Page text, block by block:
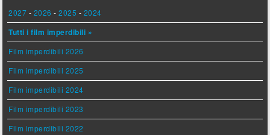
2027 - 2026 -2025 - 2024
Tutti i film imperdibili »
Film imperdibili 2026
Film imperdibili 2025
Film imperdibili 2024
Film imperdibili 2023
Film imperdibili 2022